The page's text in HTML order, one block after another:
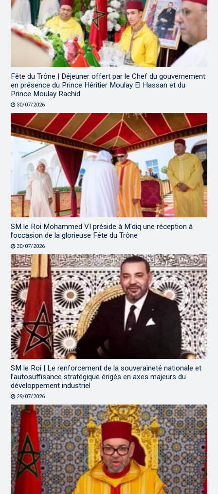
Fête du Trône | Déjeuner offert par le Chef du gouvernement
en présence du Prince Héritier Moulay El Hassan et du
Prince Moulay Rachid
30/07/2026
SM le Roi Mohammed VI préside à M’diq une réception à
l’occasion de la glorieuse Fête du Trône
30/07/2026
SM le Roi | Le renforcement de la souveraineté nationale et
l’autosuffisance stratégique érigés en axes majeurs du
développement industriel
29/07/2026